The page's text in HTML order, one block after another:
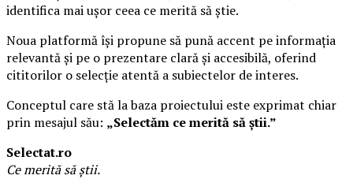
identifica mai ușor ceea ce merită să știe.
Noua platformă își propune să pună accent pe informația
relevantă și pe o prezentare clară și accesibilă, oferind
cititorilor o selecție atentă a subiectelor de interes.
Conceptul care stă la baza proiectului este exprimat chiar
prin mesajul său: „Selectăm ce merită să știi.”
Selectat.ro
Ce merită să știi.